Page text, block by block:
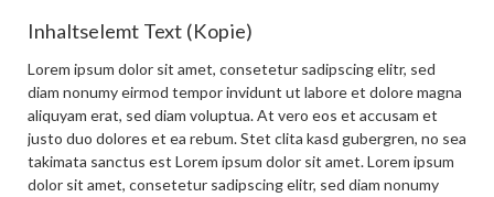
Inhaltselemt Text (Kopie)
Lorem ipsum dolor sit amet, consetetur sadipscing elitr, sed
diam nonumy eirmod tempor invidunt ut labore et dolore magna
aliquyam erat, sed diam voluptua. At vero eos et accusam et
justo duo dolores et ea rebum. Stet clita kasd gubergren, no sea
takimata sanctus est Lorem ipsum dolor sit amet. Lorem ipsum
dolor sit amet, consetetur sadipscing elitr, sed diam nonumy